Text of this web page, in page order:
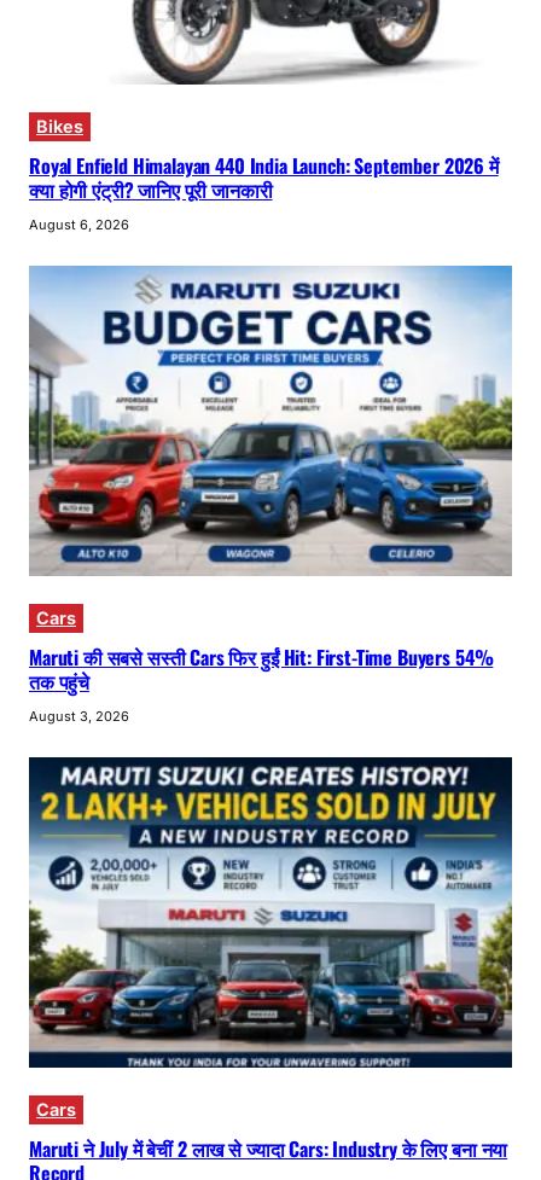
Bikes
Royal Enfield Himalayan 440 India Launch: September 2026 में
क्या होगी एंट्री? जानिए पूरी जानकारी
August 6, 2026
Cars
Maruti की सबसे सस्ती Cars फिर हुईं Hit: First-Time Buyers 54%
तक पहुंचे
August 3, 2026
Cars
Maruti ने July में बेचीं 2 लाख से ज्यादा Cars: Industry के लिए बना नया
Record